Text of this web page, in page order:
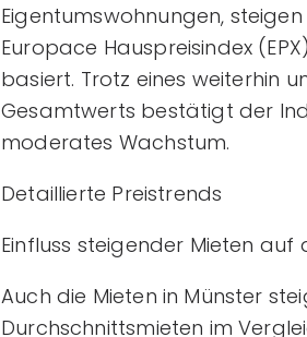
Eigentumswohnungen,
Europace Hauspreisindex
basiert. Trotz eines weiterhin
Gesamtwerts bestätigt der
moderates Wachstum.
Detaillierte Preistrends
Einfluss steigender Mieten
Auch die Mieten in Münster
Durchschnittsmieten im